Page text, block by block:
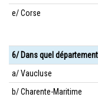
e/ Corse
6/ Dans quel
a/ Vaucluse
b/ Charente-Maritime